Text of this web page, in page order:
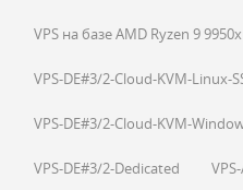
VPS на базе AMD Ryzen 9
VPS-DE#3/2-Cloud-KVM-Linux-
VPS-DE#3/2-Cloud-KVM-
VPS-DE#3/2-Dedicated